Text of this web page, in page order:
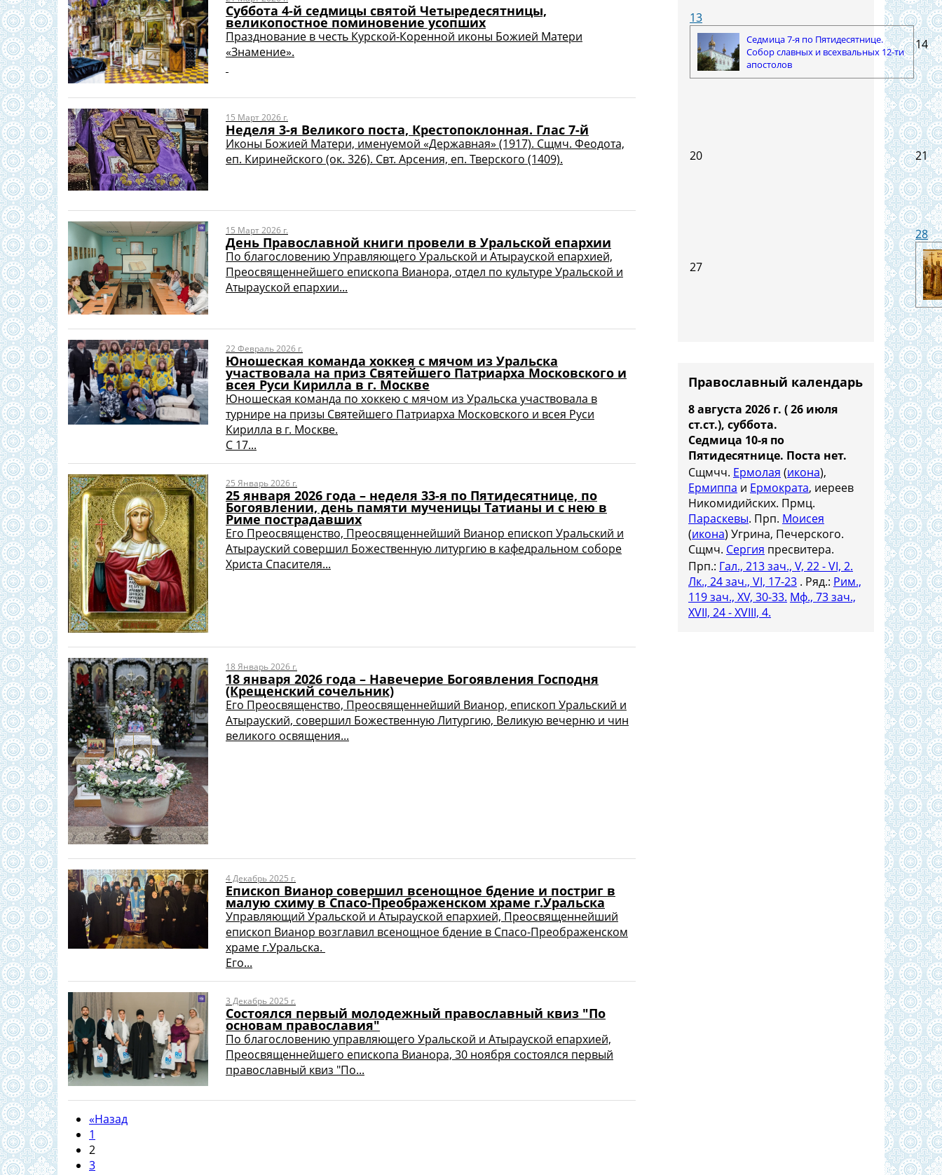
Суббота 4-й седмицы святой Четыредесятницы,
великопостное поминовение усопших
Празднование в честь Курской-Коренной иконы Божией Матери
«Знамение».
15 Март 2026 г.
Неделя 3-я Великого поста, Крестопоклонная. Глас 7-й
Иконы Божией Матери, именуемой «Державная» (1917). Сщмч. Феодота,
еп. Киринейского (ок. 326). Свт. Арсения, еп. Тверского (1409).
15 Март 2026 г.
День Православной книги провели в Уральской епархии
По благословению Управляющего Уральской и Атырауской епархией,
Преосвященнейшего епископа Вианора, отдел по культуре Уральской и
Атырауской епархии...
22 Февраль 2026 г.
Юношеская команда хоккея с мячом из Уральска
участвовала на приз Святейшего Патриарха Московского и
всея Руси Кирилла в г. Москве
Юношеская команда по хоккею с мячом из Уральска участвовала в
турнире на призы Святейшего Патриарха Московского и всея Руси
Кирилла в г. Москве.
С 17...
25 Январь 2026 г.
25 января 2026 года – неделя 33-я по Пятидесятнице, по
Богоявлении, день памяти мученицы Татианы и с нею в
Риме пострадавших
Его Преосвященство, Преосвященнейший Вианор епископ Уральский и
Атырауский совершил Божественную литургию в кафедральном соборе
Христа Спасителя...
18 Январь 2026 г.
18 января 2026 года – Навечерие Богоявления Господня
(Крещенский сочельник)
Его Преосвященство, Преосвященнейший Вианор, епископ Уральский и
Атырауский, совершил Божественную Литургию, Великую вечерню и чин
великого освящения...
4 Декабрь 2025 г.
Епископ Вианор совершил всенощное бдение и постриг в
малую схиму в Спасо-Преображенском храме г.Уральска
Управляющий Уральской и Атырауской епархией, Преосвященнейший
епископ Вианор возглавил всенощное бдение в Спасо-Преображенском
храме г.Уральска.
Его...
3 Декабрь 2025 г.
Состоялся первый молодежный православный квиз "По
основам православия"
По благословению управляющего Уральской и Атырауской епархией,
Преосвященнейшего епископа Вианора, 30 ноября состоялся первый
православный квиз "По...
«Назад
1
2
3
13
Седмица 7-я по Пятидесятнице.
Собор славных и всехвальных 12-ти
апостолов
14
20 21
27
28
Православный календарь
8 августа 2026 г. ( 26 июля
ст.ст.), суббота.
Седмица 10-я по
Пятидесятнице. Поста нет.
Сщмчч. Ермолая (икона),
Ермиппа и Ермократа, иереев
Никомидийских. Прмц.
Параскевы. Прп. Моисея
(икона) Угрина, Печерского.
Сщмч. Сергия пресвитера.
Прп.: Гал., 213 зач., V, 22 - VI, 2.
Лк., 24 зач., VI, 17-23 . Ряд.: Рим.,
119 зач., XV, 30-33. Мф., 73 зач.,
XVII, 24 - XVIII, 4.